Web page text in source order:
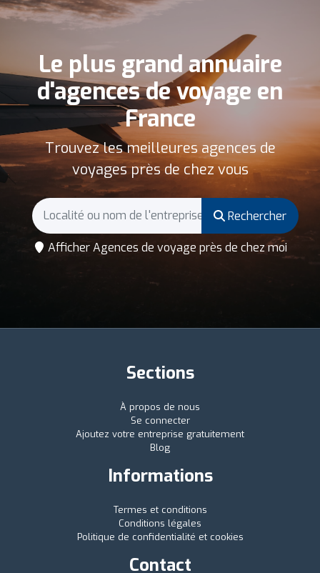
Le plus grand annuaire
d'agences de voyage en
France
Trouvez les meilleures agences de
voyages près de chez vous
Rechercher
Afficher Agences de voyage près de chez moi
Sections
À propos de nous
Se connecter
Ajoutez votre entreprise gratuitement
Blog
Informations
Termes et conditions
Conditions légales
Politique de confidentialité et cookies
Contact